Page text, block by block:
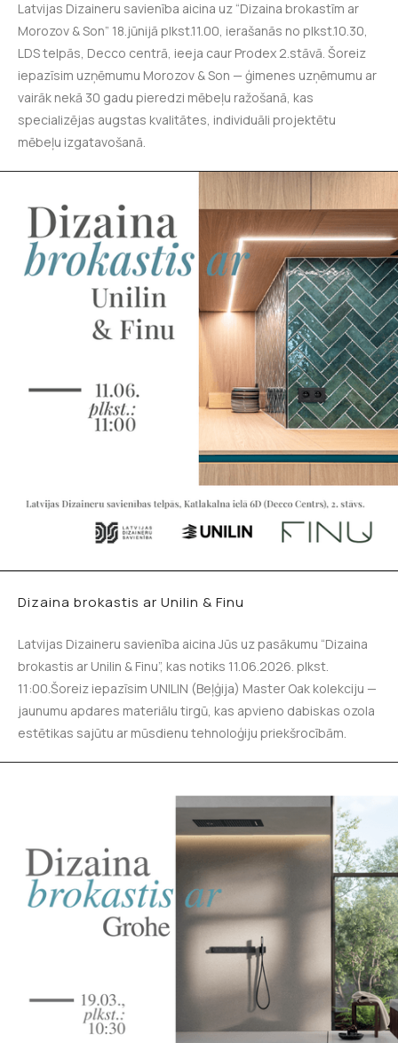
Latvijas Dizaineru savienība aicina uz “Dizaina brokastīm ar
Morozov & Son” 18.jūnijā plkst.11.00, ierašanās no plkst.10.30,
LDS telpās, Decco centrā, ieeja caur Prodex 2.stāvā. Šoreiz
iepazīsim uzņēmumu Morozov & Son — ģimenes uzņēmumu ar
vairāk nekā 30 gadu pieredzi mēbeļu ražošanā, kas
specializējas augstas kvalitātes, individuāli projektētu
mēbeļu izgatavošanā.
Dizaina brokastis ar Unilin & Finu
Latvijas Dizaineru savienība aicina Jūs uz pasākumu “Dizaina
brokastis ar Unilin & Finu”, kas notiks 11.06.2026. plkst.
11:00.Šoreiz iepazīsim UNILIN (Beļģija) Master Oak kolekciju —
jaunumu apdares materiālu tirgū, kas apvieno dabiskas ozola
estētikas sajūtu ar mūsdienu tehnoloģiju priekšrocībām.